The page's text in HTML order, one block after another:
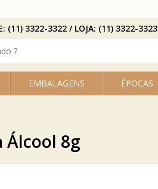
EMBALAGENS ÉPOCAS
(11) 3322-3322 / LOJA: (11) 3322-3323
Álcool 8g